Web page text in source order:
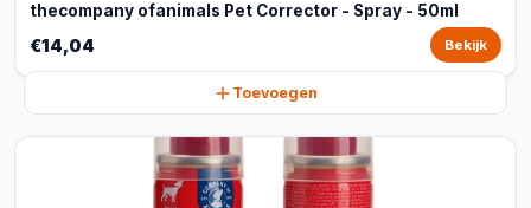
thecompany ofanimals Pet Corrector - Spray - 50ml
€14,04 Bekijk
Toevoegen